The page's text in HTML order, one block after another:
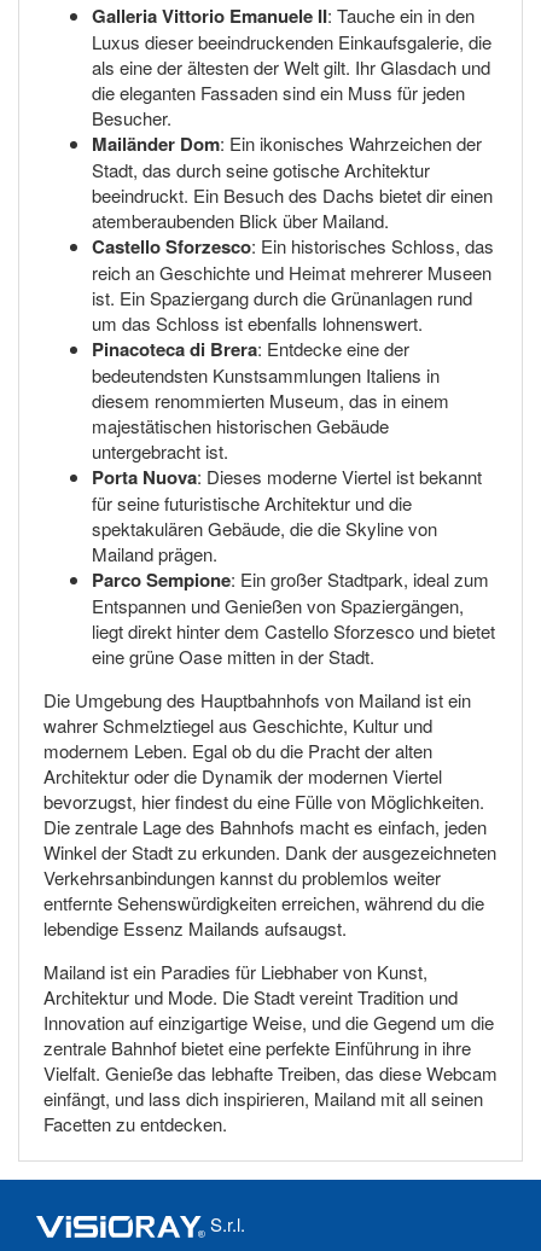
Galleria Vittorio Emanuele II: Tauche ein in den
Luxus dieser beeindruckenden Einkaufsgalerie, die
als eine der ältesten der Welt gilt. Ihr Glasdach und
die eleganten Fassaden sind ein Muss für jeden
Besucher.
Mailänder Dom: Ein ikonisches Wahrzeichen der
Stadt, das durch seine gotische Architektur
beeindruckt. Ein Besuch des Dachs bietet dir einen
atemberaubenden Blick über Mailand.
Castello Sforzesco: Ein historisches Schloss, das
reich an Geschichte und Heimat mehrerer Museen
ist. Ein Spaziergang durch die Grünanlagen rund
um das Schloss ist ebenfalls lohnenswert.
Pinacoteca di Brera: Entdecke eine der
bedeutendsten Kunstsammlungen Italiens in
diesem renommierten Museum, das in einem
majestätischen historischen Gebäude
untergebracht ist.
Porta Nuova: Dieses moderne Viertel ist bekannt
für seine futuristische Architektur und die
spektakulären Gebäude, die die Skyline von
Mailand prägen.
Parco Sempione: Ein großer Stadtpark, ideal zum
Entspannen und Genießen von Spaziergängen,
liegt direkt hinter dem Castello Sforzesco und bietet
eine grüne Oase mitten in der Stadt.
Die Umgebung des Hauptbahnhofs von Mailand ist ein
wahrer Schmelztiegel aus Geschichte, Kultur und
modernem Leben. Egal ob du die Pracht der alten
Architektur oder die Dynamik der modernen Viertel
bevorzugst, hier findest du eine Fülle von Möglichkeiten.
Die zentrale Lage des Bahnhofs macht es einfach, jeden
Winkel der Stadt zu erkunden. Dank der ausgezeichneten
Verkehrsanbindungen kannst du problemlos weiter
entfernte Sehenswürdigkeiten erreichen, während du die
lebendige Essenz Mailands aufsaugst.
Mailand ist ein Paradies für Liebhaber von Kunst,
Architektur und Mode. Die Stadt vereint Tradition und
Innovation auf einzigartige Weise, und die Gegend um die
zentrale Bahnhof bietet eine perfekte Einführung in ihre
Vielfalt. Genieße das lebhafte Treiben, das diese Webcam
einfängt, und lass dich inspirieren, Mailand mit all seinen
Facetten zu entdecken.
S.r.l.